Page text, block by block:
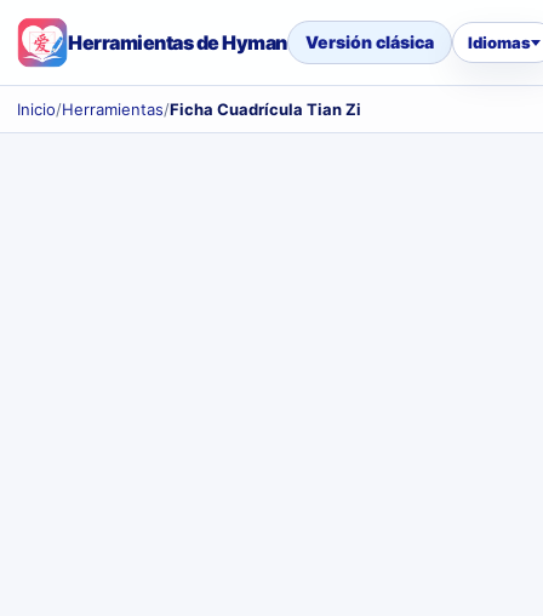
Herramientas de Hyman Versión clásica Idiomas
Inicio/Herramientas/Ficha Cuadrícula Tian Zi